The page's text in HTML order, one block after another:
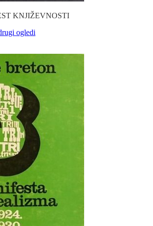
KNJIŽEVNOSTI
ogledi